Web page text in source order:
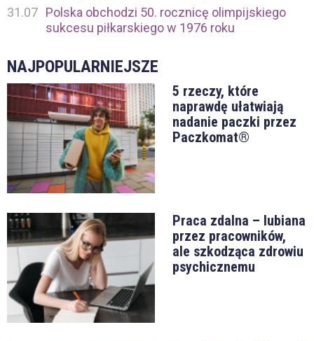
31.07 Polska obchodzi 50. rocznicę olimpijskiego
sukcesu piłkarskiego w 1976 roku
NAJPOPULARNIEJSZE
5 rzeczy, które
naprawdę ułatwiają
nadanie paczki przez
Paczkomat®
Praca zdalna – lubiana
przez pracowników,
ale szkodząca zdrowiu
psychicznemu